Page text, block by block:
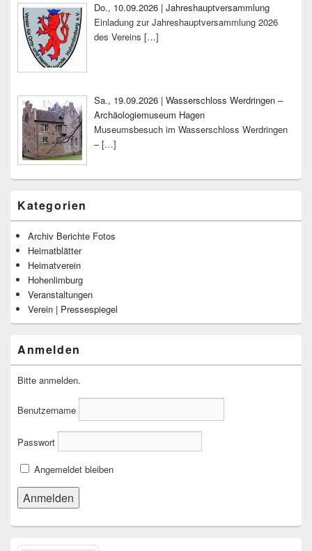
Do., 10.09.2026 | Jahreshauptversammlung
Einladung zur Jahreshauptversammlung 2026
des Vereins […]
Sa., 19.09.2026 | Wasserschloss Werdringen –
Archäologiemuseum Hagen
Museumsbesuch im Wasserschloss Werdringen
–[…]
Kategorien
Archiv Berichte Fotos
Heimatblätter
Heimatverein
Hohenlimburg
Veranstaltungen
Verein | Pressespiegel
Anmelden
Bitte anmelden.
Benutzername
Passwort
Angemeldet bleiben